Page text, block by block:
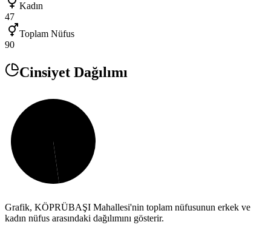
Kadın
47
Toplam Nüfus
90
Cinsiyet Dağılımı
Grafik, KÖPRÜBAŞI Mahallesi'nin toplam nüfusunun erkek ve
kadın nüfus arasındaki dağılımını gösterir.